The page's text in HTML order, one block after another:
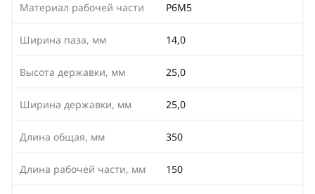
Материал рабочей части Р6М5
Ширина паза, мм 14,0
Высота державки, мм 25,0
Ширина державки, мм 25,0
Длина общая, мм 350
Длина рабочей части, мм 150